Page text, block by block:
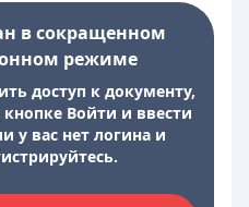
в сокращенном
режиме
доступ к документу,
Войти и ввести
у вас нет логина и